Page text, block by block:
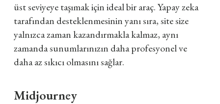
üst seviyeye taşımak için ideal bir araç. Yapay zeka
tarafından desteklenmesinin yanı sıra, site size
yalnızca zaman kazandırmakla kalmaz, aynı
zamanda sunumlarınızın daha profesyonel ve
daha az sıkıcı olmasını sağlar.
Midjourney